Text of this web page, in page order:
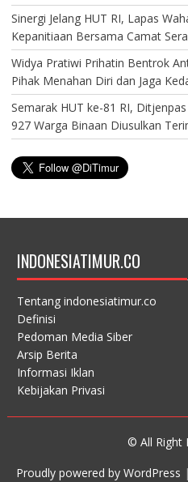
Sinergi Jelang HUT RI, Lapas
Kepanitiaan Bersama Camat
Widya Pratiwi Prihatin Bentrok
Pihak Menahan Diri dan Jaga
Semarak HUT ke-81 RI,
927 Warga Binaan Diusulkan
INDONESIATIMUR.CO
Tentang indonesiatimur.co
Definisi
Pedoman Media Siber
Arsip Berita
Informasi Iklan
Kebijakan Privasi
© All Right
Proudly powered by WordPress |